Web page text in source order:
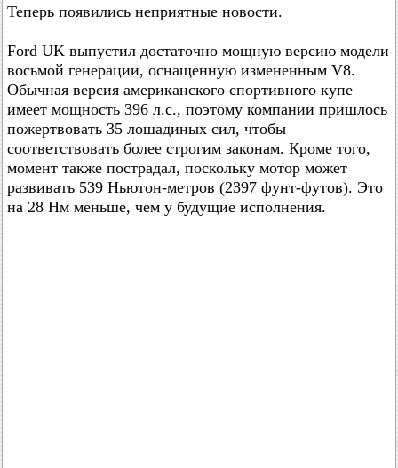
Теперь появились неприятные новости.
Ford UK выпустил достаточно мощную версию модели
восьмой генерации, оснащенную измененным V8.
Обычная версия американского спортивного купе
имеет мощность 396 л.с., поэтому компании пришлось
пожертвовать 35 лошадиных сил, чтобы
соответствовать более строгим законам. Кроме того,
момент также пострадал, поскольку мотор может
развивать 539 Ньютон-метров (2397 фунт-футов). Это
на 28 Нм меньше, чем у будущие исполнения.